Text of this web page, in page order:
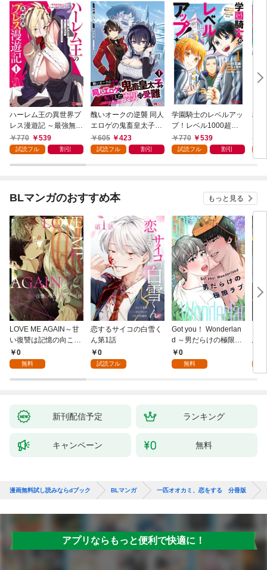
ハーレム王の異世界プ
レス漫遊記 ～最強無双
のおじさんはあらゆる
種族を嫁にする～（コ
770 539
試読フル 割引
醜いオークの逆襲 同人
エロゲの鬼畜皇太子に
転生した喪男の受難
（コミック） 1
605 423
試読フル 割引
学園騎士のレベルアッ
プ！レベル1000超え
の転生者、落ちこぼれ
クラスに入学。そし
770 539
試読フル 割引
村
BLマンガのおすすめ本 もっと見る
LOVE ME AGAIN～甘
い復讐は記憶の向こう
側～(1)
0
無料
恋するサイコの白雪く
ん第1話
0
試読フル
Got you！ Wonderlan
d ～男だらけの極限ラ
ブ～(1)
0
無料
鳥
新刊配信予定 ランキング
キャンペーン 無料
漫画無料試し読みならdブック BLマンガ 一匹オオカミ、恋をする 分冊版
アプリならもっと便利で快適に！